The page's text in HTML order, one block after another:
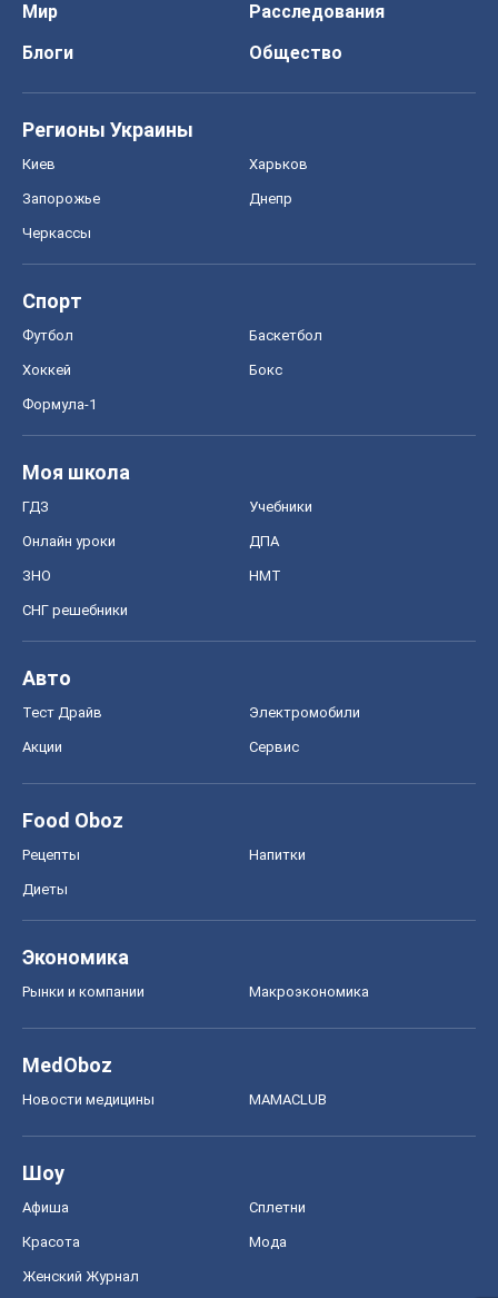
Мир
Расследования
Блоги
Общество
Регионы Украины
Киев Харьков
Запорожье Днепр
Черкассы
Спорт
Футбол Баскетбол
Хоккей Бокс
Формула-1
Моя школа
ГДЗ Учебники
Онлайн уроки ДПА
ЗНО НМТ
СНГ решебники
Авто
Тест Драйв Электромобили
Акции Сервис
Food Oboz
Рецепты Напитки
Диеты
Экономика
Рынки и компании Mакроэкономика
MedOboz
Новости медицины MAMACLUB
Шоу
Афиша Сплетни
Красота Мода
Женский Журнал